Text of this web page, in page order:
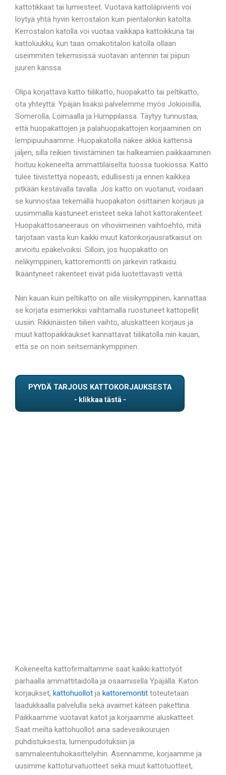
kattotikkaat tai lumiesteet. Vuotava kattoläpivienti voi
löytyä yhtä hyvin kerrostalon kuin pientalonkin katolta.
Kerrostalon katolla voi vuotaa vaikkapa kattoikkuna tai
kattoluukku, kun taas omakotitalon katolla ollaan
useimmiten tekemisissä vuotavan antennin tai piipun
juuren kanssa.
Olipa korjattava katto tiilikatto, huopakatto tai peltikatto,
ota yhteyttä. Ypäjän lisäksi palvelemme myös Jokioisilla,
Somerolla, Loimaalla ja Humppilassa. Täytyy tunnustaa,
että huopakattojen ja palahuopakattojen korjaaminen on
lempipuuhaamme. Huopakatolla näkee äkkiä kättensä
jäljen, sillä reikien tiivistäminen tai halkeamien paikkaaminen
hoituu kokeneelta ammattilaiselta tuossa tuokiossa. Katto
tulee tiivistettyä nopeasti, edullisesti ja ennen kaikkea
pitkään kestävällä tavalla. Jos katto on vuotanut, voidaan
se kunnostaa tekemällä huopakaton osittainen korjaus ja
uusimmalla kastuneet eristeet sekä lahot kattorakenteet.
Huopakattosaneeraus on vihoviimeinen vaihtoehto, mitä
tarjotaan vasta kun kaikki muut katonkorjausratkaisut on
arvioitu epäkelvoiksi. Silloin, jos huopakatto on
nelikymppinen, kattoremontti on järkevin ratkaisu.
Ikääntyneet rakenteet eivät pidä luotettavasti vettä.
Niin kauan kuin peltikatto on alle viisikymppinen, kannattaa
se korjata esimerkiksi vaihtamalla ruostuneet kattopellit
uusiin. Rikkinäisten tiilien vaihto, aluskatteen korjaus ja
muut kattopaikkaukset kannattavat tiilikatolla niin kauan,
että se on noin seitsemänkymppinen.
PYYDÄ TARJOUS KATTOKORJAUKSESTA
Kokeneelta kattofirmaltamme saat kaikki kattotyöt
parhaalla ammattitaidolla ja osaamisella Ypäjällä. Katon
korjaukset, kattohuollot ja kattoremontit toteutetaan
laadukkaalla palvelulla sekä avaimet käteen pakettina.
Paikkaamme vuotavat katot ja korjaamme aluskatteet.
Saat meiltä kattohuollot aina sadevesikourujen
puhdistuksesta, lumenpudotuksiin ja
sammaleentuhokäsittelyihin. Asennamme, korjaamme ja
uusimme kattoturvatuotteet sekä muut kattotuotteet,